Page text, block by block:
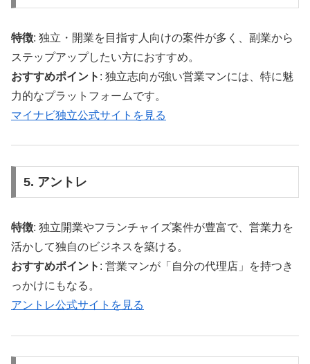
特徴: 独立・開業を目指す人向けの案件が多く、副業から
ステップアップしたい方におすすめ。
おすすめポイント : 独立志向が強い営業マンには、特に魅
力的なプラットフォームです。
マイナビ独立公式サイトを見る
5. アントレ
特徴: 独立開業やフランチャイズ案件が豊富で、営業力を
活かして独自のビジネスを築ける。
おすすめポイント : 営業マンが「自分の代理店」を持つき
っかけにもなる。
アントレ公式サイトを見る